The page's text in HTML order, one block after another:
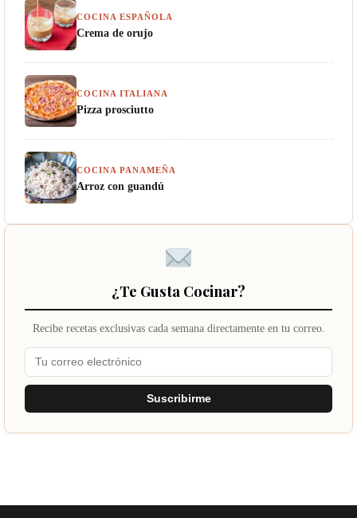
COCINA ESPAÑOLA
Crema de orujo
COCINA ITALIANA
Pizza prosciutto
COCINA PANAMEÑA
Arroz con guandú
¿Te Gusta Cocinar?
Recibe recetas exclusivas cada semana directamente en tu correo.
Suscribirme